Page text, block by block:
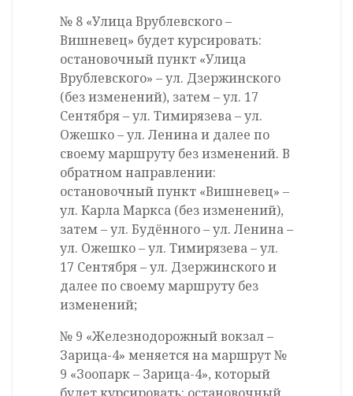
№ 8 «Улица Врублевского –
Вишневец» будет курсировать:
остановочный пункт «Улица
Врублевского» – ул. Дзержинского
(без изменений), затем – ул. 17
Сентября – ул. Тимирязева – ул.
Ожешко – ул. Ленина и далее по
своему маршруту без изменений. В
обратном направлении:
остановочный пункт «Вишневец» –
ул. Карла Маркса (без изменений),
затем – ул. Будённого – ул. Ленина –
ул. Ожешко – ул. Тимирязева – ул.
17 Сентября – ул. Дзержинского и
далее по своему маршруту без
изменений;
№ 9 «Железнодорожный вокзал –
Зарица-4» меняется на маршрут №
9 «Зоопарк – Зарица-4», который